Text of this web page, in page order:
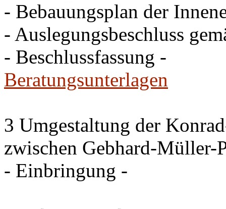
- Bebauungsplan der
- Auslegungsbeschluss
- Beschlussfassung -
Beratungsunterlagen
3 Umgestaltung der
zwischen Gebhard-Müller-
- Einbringung -